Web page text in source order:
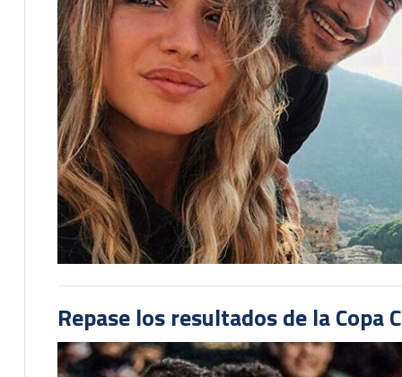
Repase los resultados de la Copa